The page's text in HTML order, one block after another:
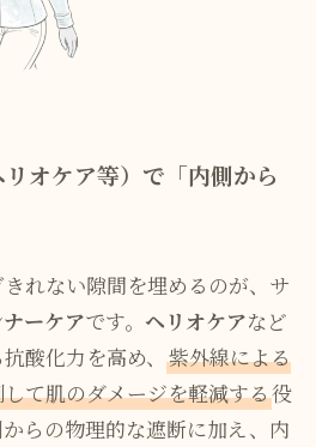
オケア等）で「内側から
れない隙間を埋めるのが、サ
ーケアです。 ヘリオケアなど
酸化力を高め、 紫外線による
て肌のダメージを軽減する役
らの物理的な遮断に加え、内